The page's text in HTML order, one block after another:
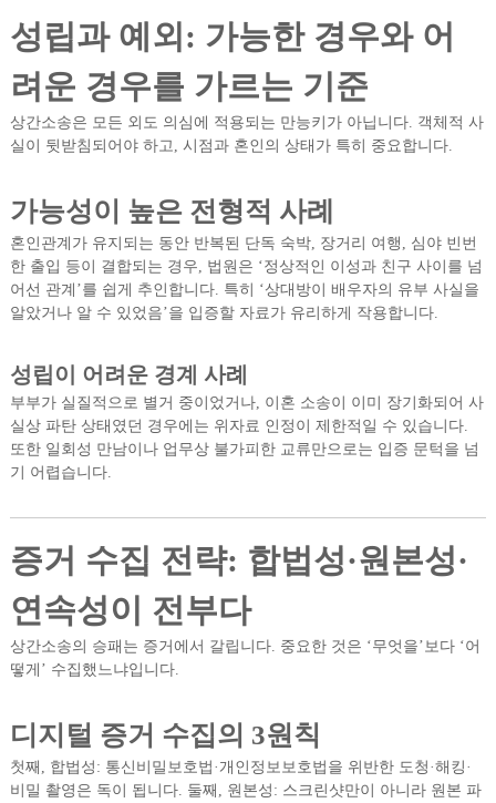
성립과 예외: 가능한 경우와 어
려운 경우를 가르는 기준
상간소송은 모든 외도 의심에 적용되는 만능키가 아닙니다. 객체적 사
실이 뒷받침되어야 하고, 시점과 혼인의 상태가 특히 중요합니다.
가능성이 높은 전형적 사례
혼인관계가 유지되는 동안 반복된 단독 숙박, 장거리 여행, 심야 빈번
한 출입 등이 결합되는 경우, 법원은 ‘정상적인 이성과 친구 사이를 넘
어선 관계’를 쉽게 추인합니다. 특히 ‘상대방이 배우자의 유부 사실을
알았거나 알 수 있었음’을 입증할 자료가 유리하게 작용합니다.
성립이 어려운 경계 사례
부부가 실질적으로 별거 중이었거나, 이혼 소송이 이미 장기화되어 사
실상 파탄 상태였던 경우에는 위자료 인정이 제한적일 수 있습니다.
또한 일회성 만남이나 업무상 불가피한 교류만으로는 입증 문턱을 넘
기 어렵습니다.
증거 수집 전략: 합법성·원본성·
연속성이 전부다
상간소송의 승패는 증거에서 갈립니다. 중요한 것은 ‘무엇을’보다 ‘어
떻게’ 수집했느냐입니다.
디지털 증거 수집의 3원칙
첫째, 합법성: 통신비밀보호법·개인정보보호법을 위반한 도청·해킹·
비밀 촬영은 독이 됩니다. 둘째, 원본성: 스크린샷만이 아니라 원본 파